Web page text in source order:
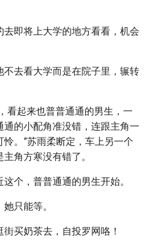
即将上大学的地方看看，机会
去看大学而是在院子里，辗转
看起来也普普通通的男生，一
的小配角准没错，连跟主角一
。”苏雨柔断定，车上另一个
角方寒没有错了。
个，普普通通的男生开始。
只能等。
买奶茶去，自投罗网咯！